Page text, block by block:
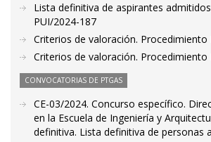
Lista definitiva de aspirantes
PUI/2024-187
Criterios de valoración. Procedimiento
Criterios de valoración. Procedimiento
CONVOCATORIAS DE PTGAS
CE-03/2024. Concurso específico.
en la Escuela de Ingeniería y
definitiva. Lista definitiva de personas